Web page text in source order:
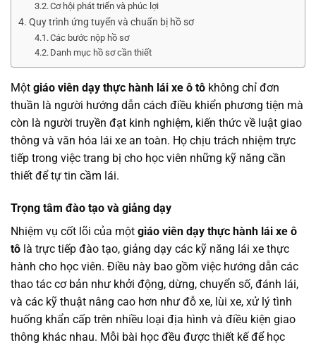
Cơ hội phát triển và phúc lợi
Quy trình ứng tuyển và chuẩn bị hồ sơ
Các bước nộp hồ sơ
Danh mục hồ sơ cần thiết
Một giáo viên dạy thực hành lái xe ô tô không chỉ đơn
thuần là người hướng dẫn cách điều khiển phương tiện mà
còn là người truyền đạt kinh nghiệm, kiến thức về luật giao
thông và văn hóa lái xe an toàn. Họ chịu trách nhiệm trực
tiếp trong việc trang bị cho học viên những kỹ năng cần
thiết để tự tin cầm lái.
Trọng tâm đào tạo và giảng dạy
Nhiệm vụ cốt lõi của một giáo viên dạy thực hành lái xe ô
tô là trực tiếp đào tạo, giảng dạy các kỹ năng lái xe thực
hành cho học viên. Điều này bao gồm việc hướng dẫn các
thao tác cơ bản như khởi động, dừng, chuyển số, đánh lái,
và các kỹ thuật nâng cao hơn như đỗ xe, lùi xe, xử lý tình
huống khẩn cấp trên nhiều loại địa hình và điều kiện giao
thông khác nhau. Mỗi bài học đều được thiết kế để học